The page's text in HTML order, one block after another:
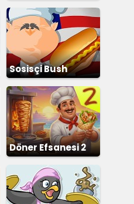
Sosisçi Bush
Döner Efsanesi 2